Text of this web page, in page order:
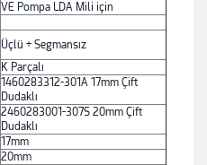
VE Pompa LDA Mili için
Üçlü + Segmansız
K Parçalı
1460283312-301A 17mm Çift
Dudaklı
2460283001-307S 20mm Çift
Dudaklı
17mm
20mm